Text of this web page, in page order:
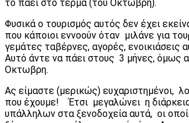
το πάει στο τέρμα (του Οκτωβρη).
Φυσικά ο τουρισμός αυτός δεν έχει
που κάποιοι εννοούν όταν μιλάνε για
γεμάτες ταβέρνες, αγορές, ενοικιάσεις
Αυτό άντε να πάει στους 3 μήνες, όμως
Οκτωβρη.
Ας είμαστε (μερικώς) ευχαριστημένοι,
που έχουμε! Έτσι μεγαλώνει η
υπάλληλων στα ξενοδοχεία αυτά, οι